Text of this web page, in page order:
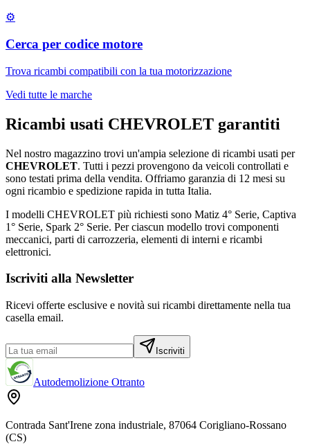
⚙
Cerca per codice motore
Trova ricambi compatibili con la tua motorizzazione
Vedi tutte le marche
Ricambi usati CHEVROLET garantiti
Nel nostro magazzino trovi un'ampia selezione di ricambi usati per
CHEVROLET. Tutti i pezzi provengono da veicoli controllati e
sono testati prima della vendita. Offriamo garanzia di 12 mesi su
ogni ricambio e spedizione rapida in tutta Italia.
I modelli CHEVROLET più richiesti sono Matiz 4° Serie, Captiva
1° Serie, Spark 2° Serie. Per ciascun modello trovi componenti
meccanici, parti di carrozzeria, elementi di interni e ricambi
elettronici.
Iscriviti alla Newsletter
Ricevi offerte esclusive e novità sui ricambi direttamente nella tua
casella email.
Iscriviti
Autodemolizione Otranto
Contrada Sant'Irene zona industriale, 87064 Corigliano-Rossano
(CS)